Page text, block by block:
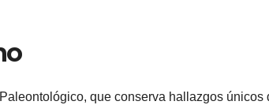
que conserva hallazgos únicos